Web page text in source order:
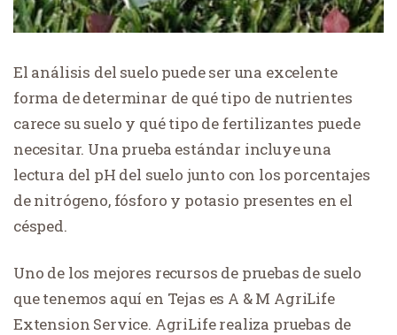
El análisis del suelo puede ser una excelente
forma de determinar de qué tipo de nutrientes
carece su suelo y qué tipo de fertilizantes puede
necesitar. Una prueba estándar incluye una
lectura del pH del suelo junto con los porcentajes
de nitrógeno, fósforo y potasio presentes en el
césped.
Uno de los mejores recursos de pruebas de suelo
que tenemos aquí en Tejas es A & M AgriLife
Extension Service. AgriLife realiza pruebas de